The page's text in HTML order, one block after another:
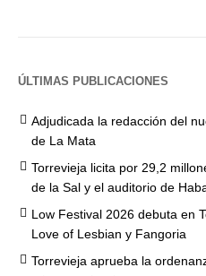
ÚLTIMAS PUBLICACIONES
Adjudicada la redacción del
de La Mata
Torrevieja licita por 29,2
de la Sal y el auditorio de
Low Festival 2026 debuta en
Love of Lesbian y Fangoria
Torrevieja aprueba la